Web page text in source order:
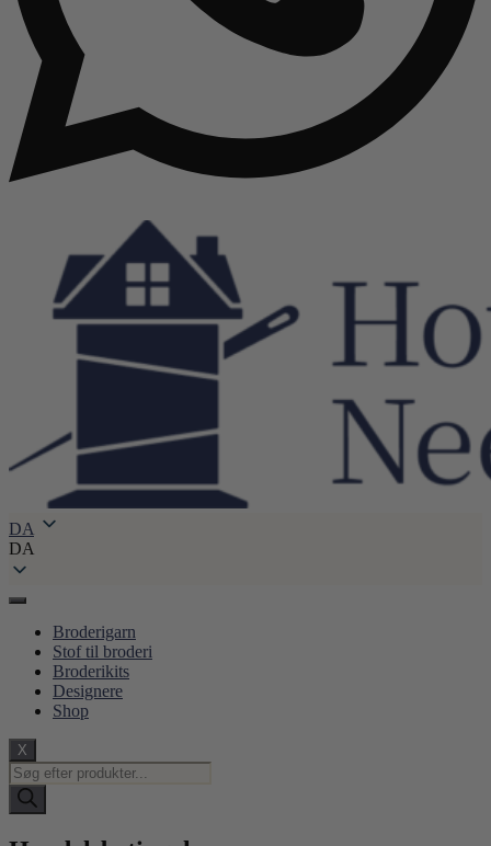
DA
DA
Broderigarn
Stof til broderi
Broderikits
Designere
Shop
X
Products
search